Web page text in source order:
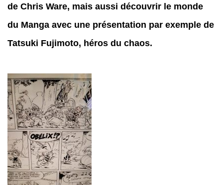
de Chris Ware, mais aussi découvrir le monde
du Manga avec une présentation par exemple de
Tatsuki Fujimoto, héros du chaos.